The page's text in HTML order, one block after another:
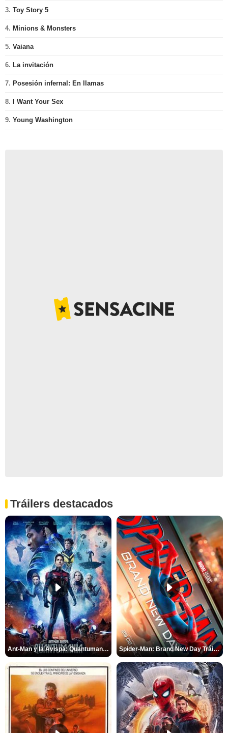
3. Toy Story 5
4. Minions & Monsters
5. Vaiana
6. La invitación
7. Posesión infernal: En llamas
8. I Want Your Sex
9. Young Washington
Tráilers destacados
Ant-Man y la Avispa: Quantumanía Tráiler (2) Spider-Man: Brand New Day Tráiler (3)